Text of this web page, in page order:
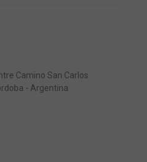
Camino San Carlos
- Argentina